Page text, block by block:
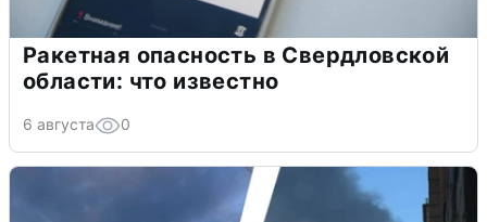
Ракетная опасность в Свердловской
области: что известно
6 августа 0